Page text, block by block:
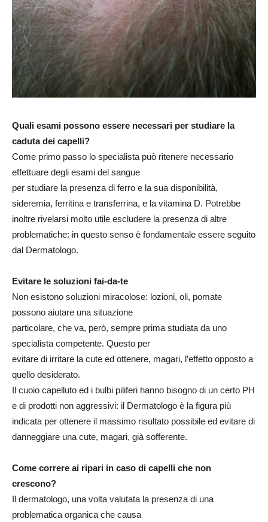
Quali esami possono essere necessari per studiare la
caduta dei capelli?
Come primo passo lo specialista può ritenere necessario
effettuare degli esami del sangue
per studiare la presenza di ferro e la sua disponibilità,
sideremia, ferritina e transferrina, e la vitamina D. Potrebbe
inoltre rivelarsi molto utile escludere la presenza di altre
problematiche: in questo senso è fondamentale essere seguito
dal Dermatologo.
Evitare le soluzioni fai-da-te
Non esistono soluzioni miracolose: lozioni, oli, pomate
possono aiutare una situazione
particolare, che va, però, sempre prima studiata da uno
specialista competente. Questo per
evitare di irritare la cute ed ottenere, magari, l’effetto opposto a
quello desiderato.
Il cuoio capelluto ed i bulbi piliferi hanno bisogno di un certo PH
e di prodotti non aggressivi: il Dermatologo è la figura più
indicata per ottenere il massimo risultato possibile ed evitare di
danneggiare una cute, magari, già sofferente.
Come correre ai ripari in caso di capelli che non
crescono?
Il dermatologo, una volta valutata la presenza di una
problematica organica che causa